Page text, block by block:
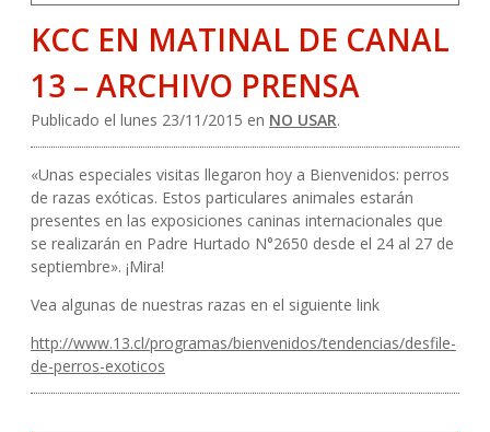
KCC EN MATINAL DE CANAL
13 – ARCHIVO PRENSA
Publicado el lunes 23/11/2015 en NO USAR.
«Unas especiales visitas llegaron hoy a Bienvenidos: perros
de razas exóticas. Estos particulares animales estarán
presentes en las exposiciones caninas internacionales que
se realizarán en Padre Hurtado N°2650 desde el 24 al 27 de
septiembre». ¡Mira!
Vea algunas de nuestras razas en el siguiente link
http://www.13.cl/programas/bienvenidos/tendencias/desfile-
de-perros-exoticos